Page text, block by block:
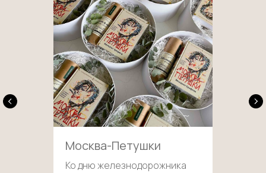
Москва-Петушки
Ко дню железнодорожника